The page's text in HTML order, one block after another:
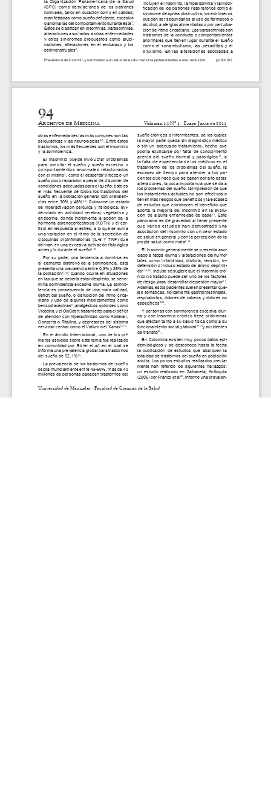
Universidad en el Campo
Consultorio Jurídico
NORMATIVAS
Autoridades
Transparencia y acceso a la información
pública
Reglamentos
Resoluciones
Acuerdos
Gestión Integral
Derechos pecuniarios y valores de
matrícula
Permanencia ESAL
Calendario Académico
Rutas de atención
Este portal usa cookies para mejorar su experiencia de
usuario. Al utilizar nuestro sitio web, usted acepta nuestra
Política de cookies.
Aceptar